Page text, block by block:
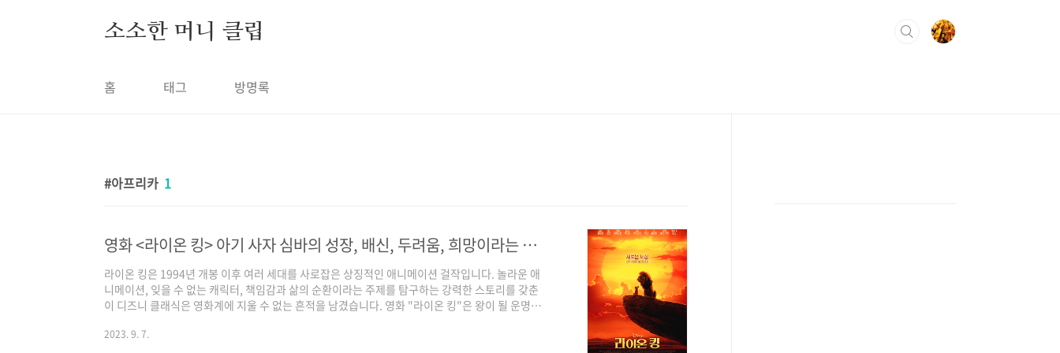
소소한 머니 클립
홈 태그 방명록
아프리카 1
영화 <라이온 킹> 아기 사자 심바의 성장, 배신, 두려움, 희망이라는 삶의 메시지
라이온 킹은 1994년 개봉 이후 여러 세대를 사로잡은 상징적인 애니메이션 걸작입니다. 놀라운 애
니메이션, 잊을 수 없는 캐릭터, 책임감과 삶의 순환이라는 주제를 탐구하는 강력한 스토리를 갖춘
이 디즈니 클래식은 영화계에 지울 수 없는 흔적을 남겼습니다. 영화 "라이온 킹"은 왕이 될 운명의
로 안내합니다. 그곳에서 우리는 위대해질 운명의 아기 사자 새끼 심바를 만나게 됩니다. 귀엽고 용
2023. 9. 7.